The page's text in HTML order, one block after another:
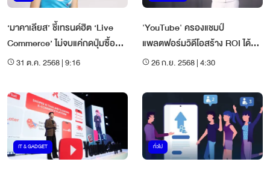
‘มาคาเลียส’ ชี้เทรนด์ฮิต ‘Live
Commerce’ ไม่จบแค่กดปุ่มซื้อ
ปั้นยอดขายแทนยอดไลก์
31 ต.ค. 2568 | 9:16
'YouTube' ครองแชมป์
แพลตฟอร์มวิดีโอสร้าง ROI ได้
สูงสุด26 ก.ย. 2568 | 4:30
IT & GADGET ทั่วไป